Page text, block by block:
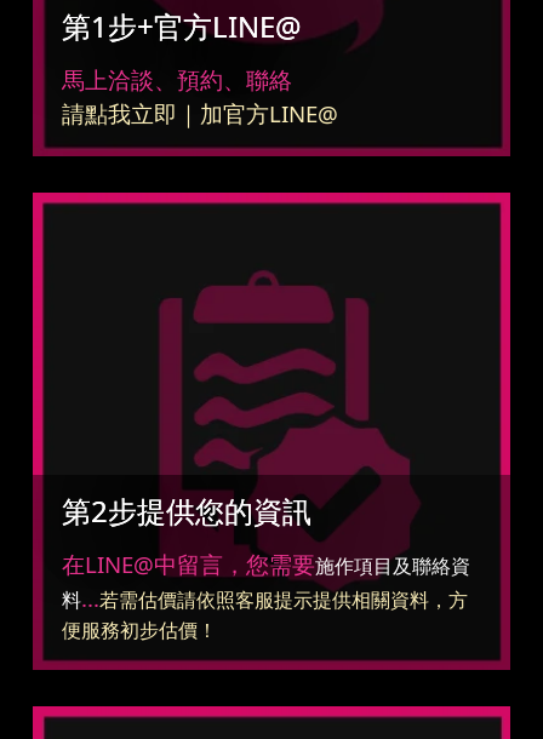
第1步+官方LINE@
馬上洽談、預約、聯絡
請點我立即｜加官方LINE@
第2步提供您的資訊
在LINE@中留言，您需要施作項目及聯絡資
料...若需估價請依照客服提示提供相關資料，方
便服務初步估價！